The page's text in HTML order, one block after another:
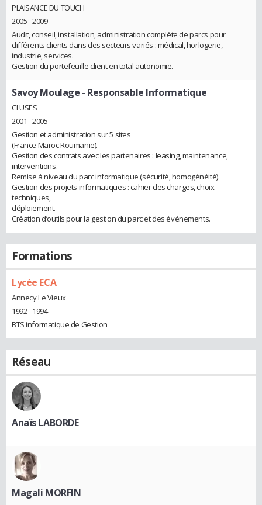
PLAISANCE DU TOUCH
2005 - 2009
Audit, conseil, installation, administration complète de parcs pour
différents clients dans des secteurs variés : médical, horlogerie,
industrie, services.
Gestion du portefeuille client en total autonomie.
Savoy Moulage - Responsable Informatique
CLUSES
2001 - 2005
Gestion et administration sur 5 sites
(France Maroc Roumanie).
Gestion des contrats avec les partenaires : leasing, maintenance,
interventions.
Remise à niveau du parc informatique (sécurité, homogénéité).
Gestion des projets informatiques : cahier des charges, choix
techniques,
déploiement.
Création d’outils pour la gestion du parc et des événements.
Formations
Lycée ECA
Annecy Le Vieux
1992 - 1994
BTS informatique de Gestion
Réseau
Anaïs LABORDE
Magali MORFIN